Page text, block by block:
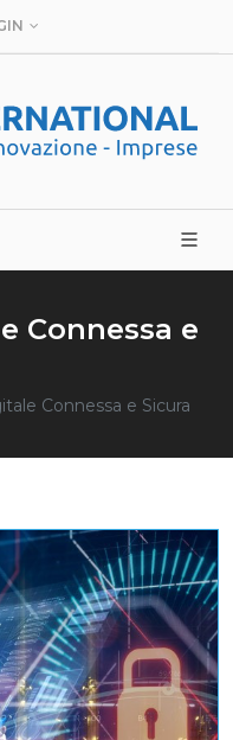
Connessa e
Connessa e Sicura